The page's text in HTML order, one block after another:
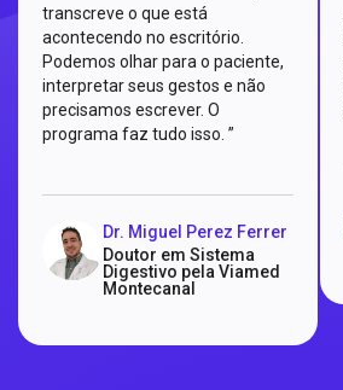
transcreve o que está
acontecendo no escritório.
Podemos olhar para o paciente,
interpretar seus gestos e não
precisamos escrever. O
programa faz tudo isso. ”
Dr. Miguel Perez Ferrer
Doutor em Sistema
Digestivo pela Viamed
Montecanal